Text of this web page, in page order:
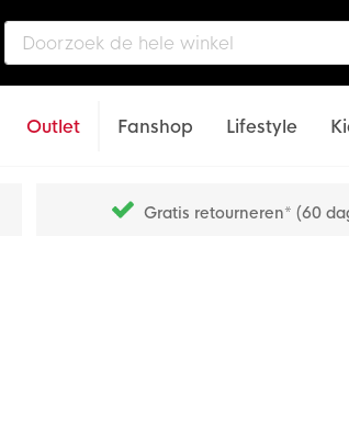
Outlet Fanshop Lifestyle
Gratis retourneren* (60